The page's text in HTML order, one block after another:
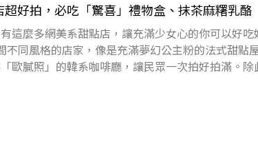
好拍，必吃「驚喜」禮物盒、抹茶麻糬乳酪
這麼多網美系甜點店，讓充滿少女心的你可以好吃
同風格的店家，像是充滿夢幻公主粉的法式甜點
歐膩照」的韓系咖啡廳，讓民眾一次拍好拍滿。除